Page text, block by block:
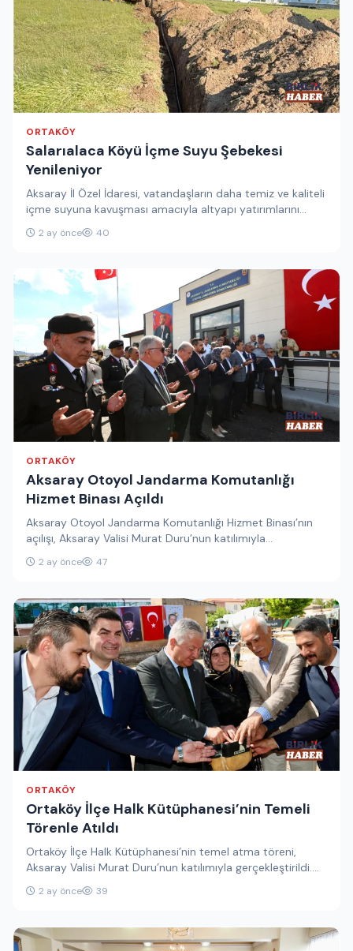
ORTAKÖY
Salarıalaca Köyü İçme Suyu Şebekesi
Yenileniyor
Aksaray İl Özel İdaresi, vatandaşların daha temiz ve kaliteli
içme suyuna kavuşması amacıyla altyapı yatırımlarını
2 ay önce 40
ORTAKÖY
Aksaray Otoyol Jandarma Komutanlığı
Hizmet Binası Açıldı
Aksaray Otoyol Jandarma Komutanlığı Hizmet Binası’nın
açılışı, Aksaray Valisi Murat Duru’nun katılımıyla
gerçekleştirildi. Açılış töreninde konuşan Vali Murat…
2 ay önce 47
ORTAKÖY
Ortaköy İlçe Halk Kütüphanesi’nin Temeli
Törenle Atıldı
Ortaköy İlçe Halk Kütüphanesi’nin temel atma töreni,
Aksaray Valisi Murat Duru’nun katılımıyla gerçekleştirildi.
Hayırsever iş insanı Arif Çubukçu’nun…
2 ay önce 39